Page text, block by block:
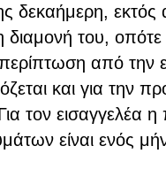
δεκαήμερη, εκτός
του, οπότε
περίπτωση από
και για την
τον εισαγγελέα
είναι ενός